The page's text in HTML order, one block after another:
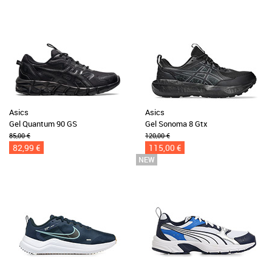
Asics
Gel Quantum 90 GS
85,00 €
82,99 €
Asics
Gel Sonoma 8 Gtx
120,00 €
115,00 €